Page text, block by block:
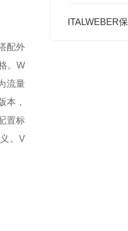
配外
。W
流量
本，
置标
。V